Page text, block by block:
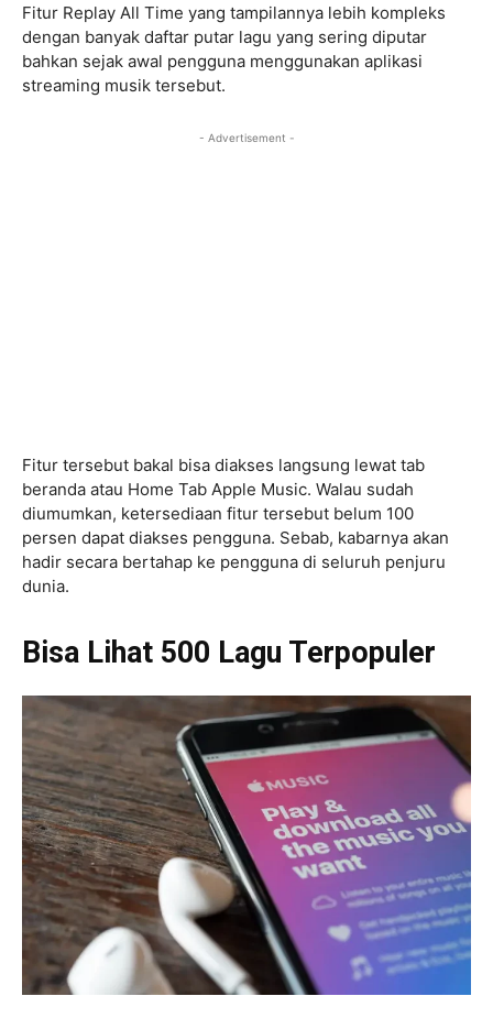
Fitur Replay All Time yang tampilannya lebih kompleks
dengan banyak daftar putar lagu yang sering diputar
bahkan sejak awal pengguna menggunakan aplikasi
streaming musik tersebut.
- Advertisement -
Fitur tersebut bakal bisa diakses langsung lewat tab
beranda atau Home Tab Apple Music. Walau sudah
diumumkan, ketersediaan fitur tersebut belum 100
persen dapat diakses pengguna. Sebab, kabarnya akan
hadir secara bertahap ke pengguna di seluruh penjuru
dunia.
Bisa Lihat 500 Lagu Terpopuler